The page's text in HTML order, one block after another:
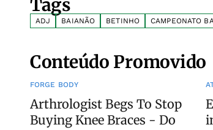
Tags
ADJ BAIANÃO BETINHO CAMPEONATO